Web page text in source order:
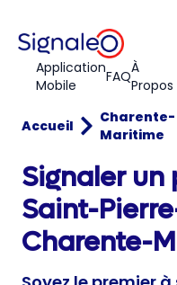
Application
Mobile
FAQÀ
Propos
Accueil
Charente-
Maritime
Signaler
Saint-
Charente-